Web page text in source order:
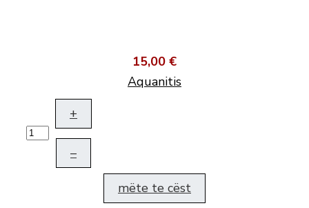
15,00 €
Aquanitis
+
–
mëte te cëst